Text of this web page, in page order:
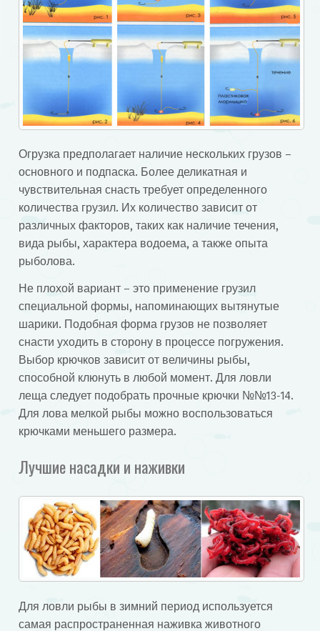
Огрузка предполагает наличие нескольких грузов –
основного и подпаска. Более деликатная и
чувствительная снасть требует определенного
количества грузил. Их количество зависит от
различных факторов, таких как наличие течения,
вида рыбы, характера водоема, а также опыта
рыболова.
Не плохой вариант – это применение грузил
специальной формы, напоминающих вытянутые
шарики. Подобная форма грузов не позволяет
снасти уходить в сторону в процессе погружения.
Выбор крючков зависит от величины рыбы,
способной клюнуть в любой момент. Для ловли
леща следует подобрать прочные крючки №№13-14.
Для лова мелкой рыбы можно воспользоваться
крючками меньшего размера.
Лучшие насадки и наживки
Для ловли рыбы в зимний период используется
самая распространенная наживка животного